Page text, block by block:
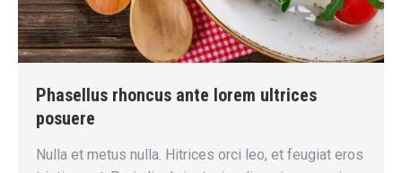
Phasellus rhoncus ante lorem ultrices
posuere
Nulla et metus nulla. Hitrices orci leo, et feugiat eros